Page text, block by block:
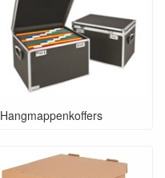
Hangmappenkoffers